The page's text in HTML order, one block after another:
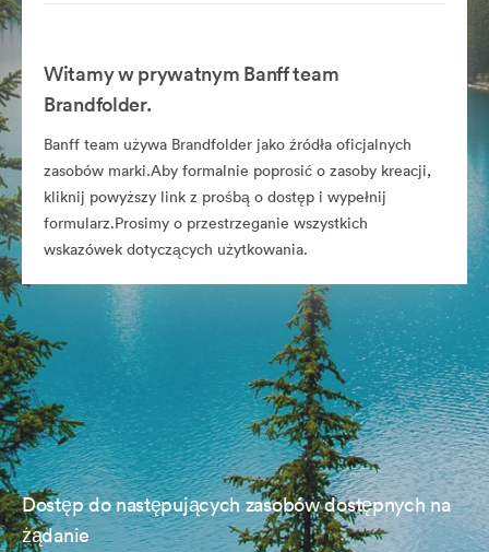
Witamy w prywatnym Banff team
Brandfolder.
Banff team używa Brandfolder jako źródła oficjalnych
zasobów marki.Aby formalnie poprosić o zasoby kreacji,
kliknij powyższy link z prośbą o dostęp i wypełnij
formularz.Prosimy o przestrzeganie wszystkich
wskazówek dotyczących użytkowania.
Dostęp do następujących zasobów dostępnych na
żądanie